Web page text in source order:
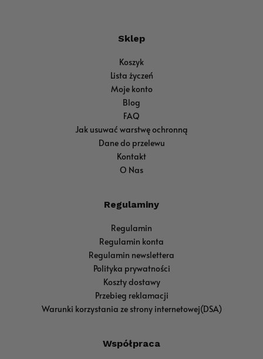
Sklep
Koszyk
Lista życzeń
Moje konto
Blog
FAQ
Jak usuwać warstwę ochronną
Dane do przelewu
Kontakt
O Nas
Regulaminy
Regulamin
Regulamin konta
Regulamin newslettera
Polityka prywatności
Koszty dostawy
Przebieg reklamacji
Warunki korzystania ze strony internetowej(DSA)
Współpraca